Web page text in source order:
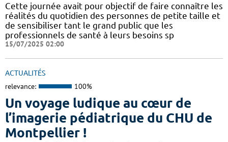
Cette journée avait pour objectif de faire connaître les
réalités du quotidien des personnes de petite taille et
de sensibiliser tant le grand public que les
professionnels de santé à leurs besoins sp
15/07/2025 02:00
ACTUALITÉS
relevance: 100%
Un voyage ludique au cœur de
l’imagerie pédiatrique du CHU de
Montpellier !